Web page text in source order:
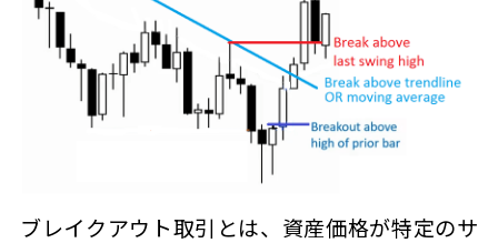
ブレイクアウト取引とは、資産価格が特定のサ